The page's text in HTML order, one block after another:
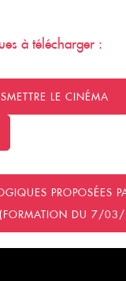
à télécharger :
LE CINÉMA
PROPOSÉES
(FORMATION DU 7/